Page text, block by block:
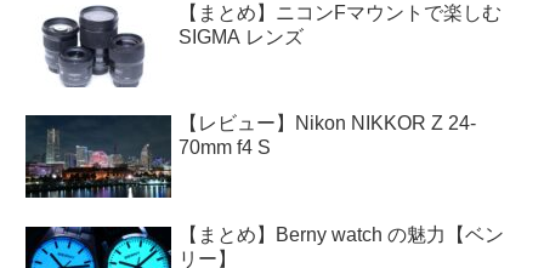
【まとめ】ニコンFマウントで楽しむ
SIGMA レンズ
【レビュー】Nikon NIKKOR Z 24-
70mm f4 S
【まとめ】Berny watch の魅力【ベン
リー】